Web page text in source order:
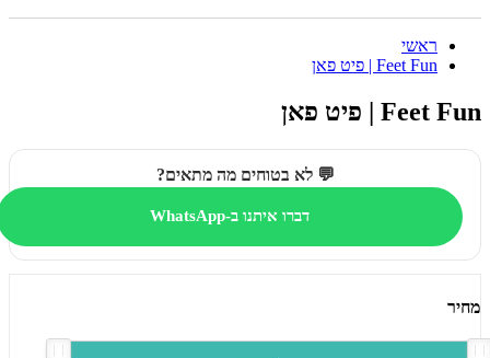
ראשי
Feet Fun | פיט פאן
Feet Fun | פיט פאן
💬 לא בטוחים מה מתאים?
דברו איתנו ב-WhatsApp
מחיר